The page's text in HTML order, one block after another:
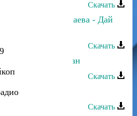
Скачать
и Марина Мустафаева - Дай
Скачать
- Мой Дагестан
Скачать
- Эта любовь
Скачать